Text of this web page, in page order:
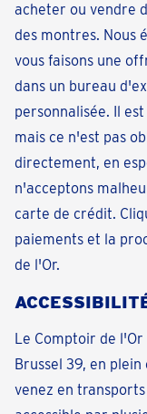
acheter ou vendre
des montres. Nous
vous faisons une
dans un bureau
personnalisée. Il
mais ce n'est pas
directement, en
n'acceptons
carte de crédit.
paiements et la
de l'Or.
Le Comptoir de
Brussel 39, en
venez en